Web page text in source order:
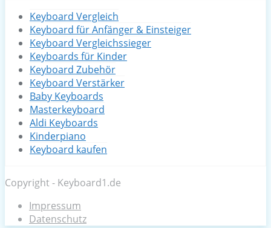
Keyboard Vergleich
Keyboard für Anfänger & Einsteiger
Keyboard Vergleichssieger
Keyboards für Kinder
Keyboard Zubehör
Keyboard Verstärker
Baby Keyboards
Masterkeyboard
Aldi Keyboards
Kinderpiano
Keyboard kaufen
Copyright - Keyboard1.de
Impressum
Datenschutz